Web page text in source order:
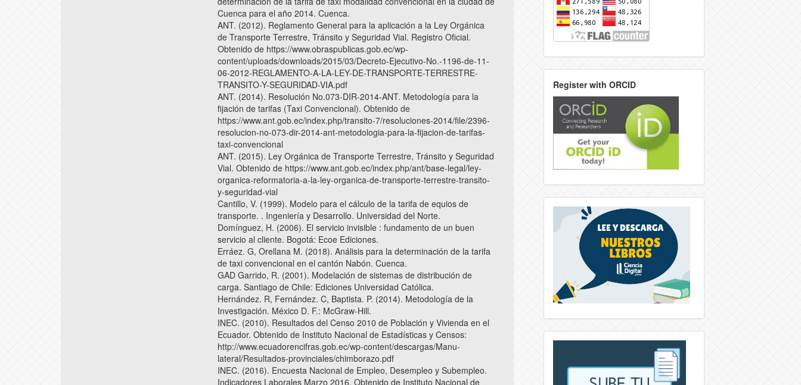
Cuenca para el año 2014. Cuenca.
ANT. (2012). Reglamento General para la aplicación a la Ley Orgánica
de Transporte Terrestre, Tránsito y Seguridad Vial. Registro Oficial.
Obtenido de https://www.obraspublicas.gob.ec/wp-
content/uploads/downloads/2015/03/Decreto-Ejecutivo-No.-1196-de-11-
06-2012-REGLAMENTO-A-LA-LEY-DE-TRANSPORTE-TERRESTRE-
TRANSITO-Y-SEGURIDAD-VIA.pdf
ANT. (2014). Resolución No.073-DIR-2014-ANT. Metodología para la
fijación de tarifas (Taxi Convencional). Obtenido de
https://www.ant.gob.ec/index.php/transito-7/resoluciones-2014/file/2396-
resolucion-no-073-dir-2014-ant-metodologia-para-la-fijacion-de-tarifas-
taxi-convencional
ANT. (2015). Ley Orgánica de Transporte Terrestre, Tránsito y Seguridad
Vial. Obtenido de https://www.ant.gob.ec/index.php/ant/base-legal/ley-
organica-reformatoria-a-la-ley-organica-de-transporte-terrestre-transito-
y-seguridad-vial
Cantillo, V. (1999). Modelo para el cálculo de la tarifa de equios de
transporte. . Ingeniería y Desarrollo. Universidad del Norte.
Domínguez, H. (2006). El servicio invisible : fundamento de un buen
servicio al cliente. Bogotá: Ecoe Ediciones.
Erráez. G, Orellana M. (2018). Análisis para la determinación de la tarifa
de taxi convencional en el cantón Nabón. Cuenca.
GAD Garrido, R. (2001). Modelación de sistemas de distribución de
carga. Santiago de Chile: Ediciones Universidad Católica.
Hernández. R, Fernández. C, Baptista. P. (2014). Metodología de la
Investigación. México D. F.: McGraw-Hill.
INEC. (2010). Resultados del Censo 2010 de Población y Vivienda en el
Ecuador. Obtenido de Instituto Nacional de Estadísticas y Censos:
http://www.ecuadorencifras.gob.ec/wp-content/descargas/Manu-
lateral/Resultados-provinciales/chimborazo.pdf
INEC. (2016). Encuesta Nacional de Empleo, Desempleo y Subempleo.
Indicadores Laborales Marzo 2016. Obtenido de Instituto Nacional de
Register with ORCID